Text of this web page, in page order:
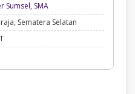
Sumsel, SMA
Sumsel,
SMA
Sematera Selatan